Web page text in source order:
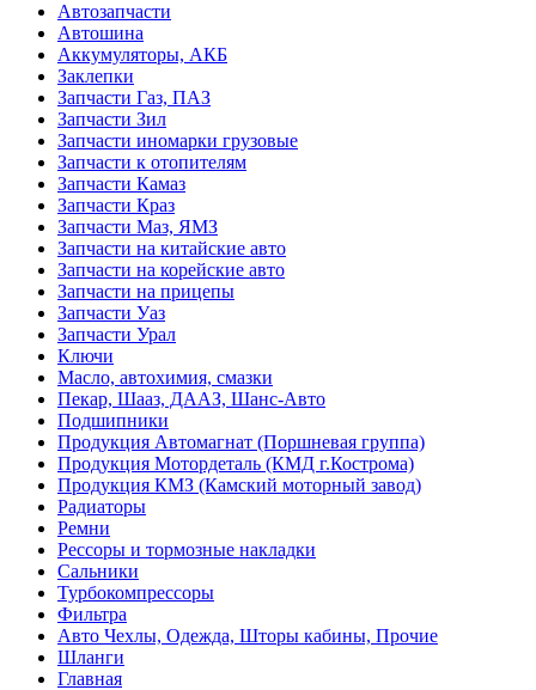
Автозапчасти
Автошина
Аккумуляторы, АКБ
Заклепки
Запчасти Газ, ПАЗ
Запчасти Зил
Запчасти иномарки грузовые
Запчасти к отопителям
Запчасти Камаз
Запчасти Краз
Запчасти Маз, ЯМЗ
Запчасти на китайские авто
Запчасти на корейские авто
Запчасти на прицепы
Запчасти Уаз
Запчасти Урал
Ключи
Масло, автохимия, смазки
Пекар, Шааз, ДААЗ, Шанс-Авто
Подшипники
Продукция Автомагнат (Поршневая группа)
Продукция Мотордеталь (КМД г.Кострома)
Продукция КМЗ (Камский моторный завод)
Радиаторы
Ремни
Рессоры и тормозные накладки
Сальники
Турбокомпрессоры
Фильтра
Авто Чехлы, Одежда, Шторы кабины, Прочие
Шланги
Главная